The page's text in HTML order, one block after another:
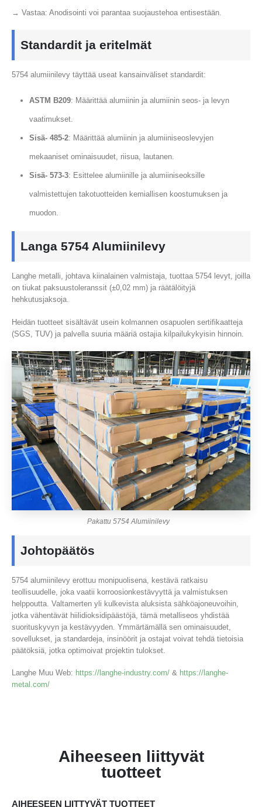
→ Vastaa: Anodisointi voi parantaa suojaustehoa entisestään.
Standardit ja eritelmät
5754 alumiinilevy täyttää useat kansainväliset standardit:
ASTM B209: Määrittää alumiinin ja alumiinin seos- ja levyn
vaatimukset.
Sisä- 485-2: Määrittää alumiinin ja alumiiniseoslevyjen
mekaaniset ominaisuudet, riisua, lautanen.
Sisä- 573-3: Esittelee alumiinille ja alumiiniseoksille
valmistettujen takotuotteiden kemiallisen koostumuksen ja
muodon.
Langa 5754 Alumiinilevy
Langhe metalli, johtava kiinalainen valmistaja, tuottaa 5754 levyt, joilla
on tiukat paksuustoleranssit (±0,02 mm) ja räätälöityjä
hehkutusjaksoja.
Heidän tuotteet sisältävät usein kolmannen osapuolen sertifikaatteja
(SGS, TUV) ja palvella suuria määriä ostajia kilpailukykyisin hinnoin.
Pakattu 5754 Alumiinilevy
Johtopäätös
5754 alumiinilevy erottuu monipuolisena, kestävä ratkaisu
teollisuudelle, joka vaatii korroosionkestävyyttä ja valmistuksen
helppoutta. Valtamerten yli kulkevista aluksista sähköajoneuvoihin,
jotka vähentävät hiilidioksidipäästöjä, tämä metalliseos yhdistää
suorituskyvyn ja kestävyyden. Ymmärtämällä sen ominaisuudet,
sovellukset, ja standardeja, insinöörit ja ostajat voivat tehdä tietoisia
päätöksiä, jotka optimoivat projektin tulokset.
Langhe Muu Web: https://langhe-industry.com/ & https://langhe-
metal.com/
Aiheeseen liittyvät
tuotteet
AIHEESEEN LIITTYVÄT TUOTTEET